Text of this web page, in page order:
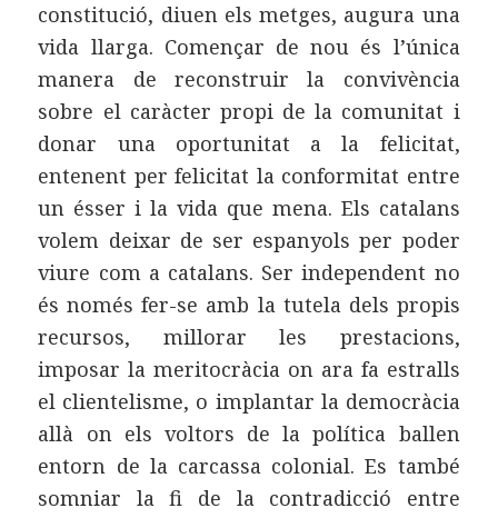
constitució, diuen els metges, augura una
vida llarga. Començar de nou és l’única
manera de reconstruir la convivència
sobre el caràcter propi de la comunitat i
donar una oportunitat a la felicitat,
entenent per felicitat la conformitat entre
un ésser i la vida que mena. Els catalans
volem deixar de ser espanyols per poder
viure com a catalans. Ser independent no
és només fer-se amb la tutela dels propis
recursos, millorar les prestacions,
imposar la meritocràcia on ara fa estralls
el clientelisme, o implantar la democràcia
allà on els voltors de la política ballen
entorn de la carcassa colonial. Es també
somniar la fi de la contradicció entre